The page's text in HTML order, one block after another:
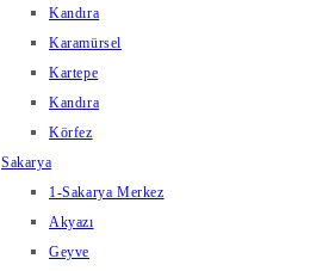
Kandıra
Karamürsel
Kartepe
Kandıra
Körfez
Sakarya
1-Sakarya Merkez
Akyazı
Geyve